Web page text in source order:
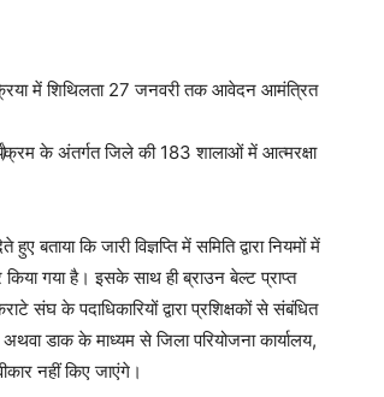
में शिथिलता 27 जनवरी तक आवेदन आमंत्रित
के अंतर्गत जिले की 183 शालाओं में आत्मरक्षा
बताया कि जारी विज्ञप्ति में समिति द्वारा नियमों में
गया है। इसके साथ ही ब्राउन बेल्ट प्राप्त
संघ के पदाधिकारियों द्वारा प्रशिक्षकों से संबंधित
डाक के माध्यम से जिला परियोजना कार्यालय,
नहीं किए जाएंगे।